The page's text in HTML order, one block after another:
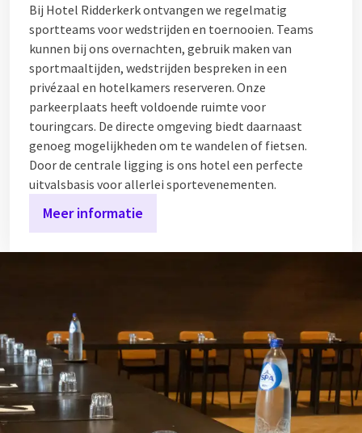
Bij Hotel Ridderkerk ontvangen we regelmatig
sportteams voor wedstrijden en toernooien. Teams
kunnen bij ons overnachten, gebruik maken van
sportmaaltijden, wedstrijden bespreken in een
privézaal en hotelkamers reserveren. Onze
parkeerplaats heeft voldoende ruimte voor
touringcars. De directe omgeving biedt daarnaast
genoeg mogelijkheden om te wandelen of fietsen.
Door de centrale ligging is ons hotel een perfecte
uitvalsbasis voor allerlei sportevenementen.
Meer informatie